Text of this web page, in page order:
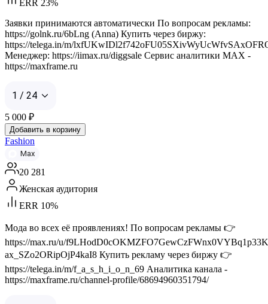
ERR 23%
Заявки принимаются автоматически По вопросам рекламы:
https://golnk.ru/6bLng (Anna) Купить через биржу:
https://telega.in/m/
Менеджер: https://iimax.ru/diggsale Сервис аналитики MAX -
https://maxframe.ru
1 / 24
5 000 ₽
Добавить в корзину
Fashion
Max
20 281
Женская аудитория
ERR 10%
Мода во всех её проявлениях! По вопросам рекламы 👉
https://max.ru/u/
ax_SZo2ORipOjP4kaI8 Купить рекламу через биржу 👉
https://telega.in/m/f_a_s_h_i_o_n_69 Аналитика канала -
https://maxframe.ru/channel-profile/68694960351794/